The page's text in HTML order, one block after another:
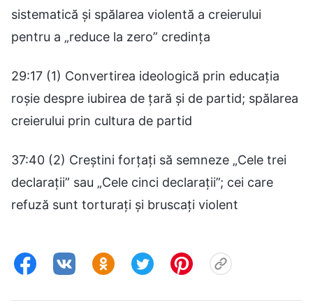
sistematică și spălarea violentă a creierului
pentru a „reduce la zero” credința
29:17 (1) Convertirea ideologică prin educația
roșie despre iubirea de țară și de partid; spălarea
creierului prin cultura de partid
37:40 (2) Creștini forțați să semneze „Cele trei
declarații” sau „Cele cinci declarații”; cei care
refuză sunt torturați și bruscați violent